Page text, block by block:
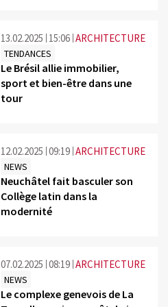
13.02.2025 15:06 ARCHITECTURE
TENDANCES
Le Brésil allie immobilier,
sport et bien-être dans une
tour
12.02.2025 09:19 ARCHITECTURE
NEWS
Neuchâtel fait basculer son
Collège latin dans la
modernité
07.02.2025 08:19 ARCHITECTURE
NEWS
Le complexe genevois de La